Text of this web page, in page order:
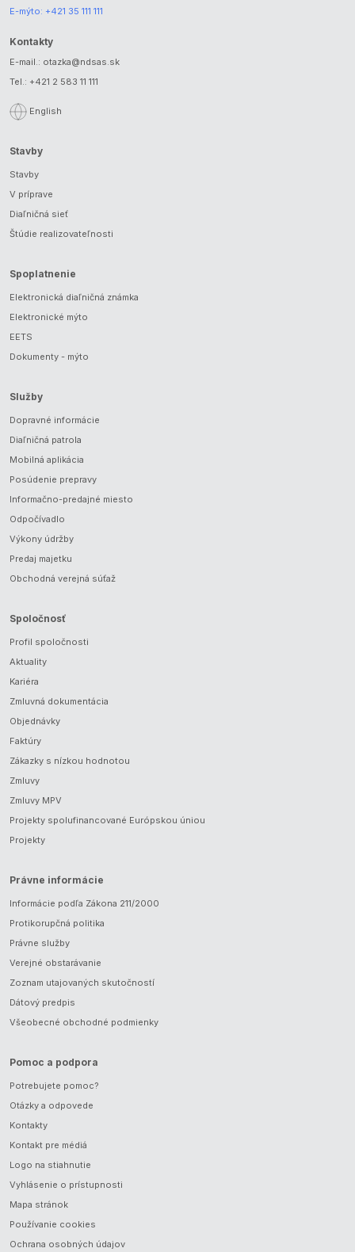
E-mýto: +421 35 111 111
Kontakty
E-mail.: otazka@ndsas.sk
Tel.: +421 2 583 11 111
English
Stavby
Stavby
V príprave
Diaľničná sieť
Štúdie realizovateľnosti
Spoplatnenie
Elektronická diaľničná známka
Elektronické mýto
EETS
Dokumenty - mýto
Služby
Dopravné informácie
Diaľničná patrola
Mobilná aplikácia
Posúdenie prepravy
Informačno-predajné miesto
Odpočívadlo
Výkony údržby
Predaj majetku
Obchodná verejná súťaž
Spoločnosť
Profil spoločnosti
Aktuality
Kariéra
Zmluvná dokumentácia
Objednávky
Faktúry
Zákazky s nízkou hodnotou
Zmluvy
Zmluvy MPV
Projekty spolufinancované Európskou úniou
Projekty
Právne informácie
Informácie podľa Zákona 211/2000
Protikorupčná politika
Právne služby
Verejné obstarávanie
Zoznam utajovaných skutočností
Dátový predpis
Všeobecné obchodné podmienky
Pomoc a podpora
Potrebujete pomoc?
Otázky a odpovede
Kontakty
Kontakt pre médiá
Logo na stiahnutie
Vyhlásenie o prístupnosti
Mapa stránok
Používanie cookies
Ochrana osobných údajov